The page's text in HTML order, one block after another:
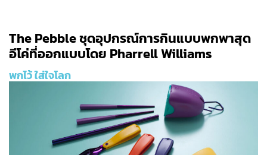
The Pebble ชุดอุปกรณ์การกินแบบพกพาสุด
อีโค่ที่ออกแบบโดย Pharrell Williams
พกไว้ ใส่ใจโลก